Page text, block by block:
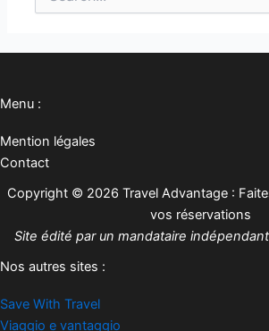
Menu :
Mention légales
Contact
Copyright © 2026 Travel Advantage :
vos réservations
Site édité par un mandataire
Nos autres sites :
Save With Travel
Viaggio e vantaggio